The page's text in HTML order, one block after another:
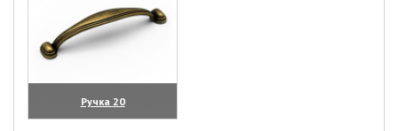
Ручка 20
(увеличить)